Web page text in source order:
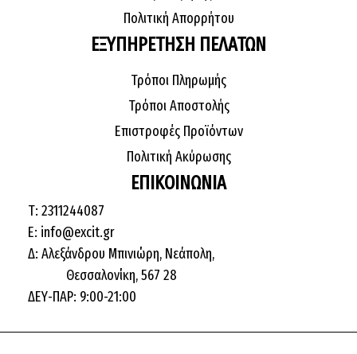
Πολιτική Απορρήτου
ΕΞΥΠΗΡΕΤΗΣΗ ΠΕΛΑΤΩΝ
Τρόποι Πληρωμής
Τρόποι Αποστολής
Επιστροφές Προϊόντων
Πολιτική Ακύρωσης
ΕΠΙΚΟΙΝΩΝΙΑ
Τ: 2311244087
E: info@excit.gr
Δ: Αλεξάνδρου Μπινιώρη, Νεάπολη,
Θεσσαλονίκη, 567 28
ΔΕΥ-ΠΑΡ: 9:00-21:00